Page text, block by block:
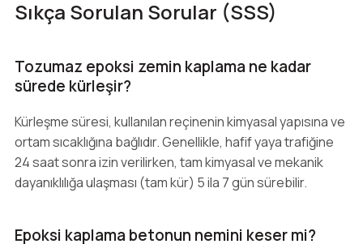
Sıkça Sorulan Sorular (SSS)
Tozumaz epoksi zemin kaplama ne kadar
sürede kürleşir?
Kürleşme süresi, kullanılan reçinenin kimyasal yapısına ve
ortam sıcaklığına bağlıdır. Genellikle, hafif yaya trafiğine
24 saat sonra izin verilirken, tam kimyasal ve mekanik
dayanıklılığa ulaşması (tam kür) 5 ila 7 gün sürebilir.
Epoksi kaplama betonun nemini keser mi?